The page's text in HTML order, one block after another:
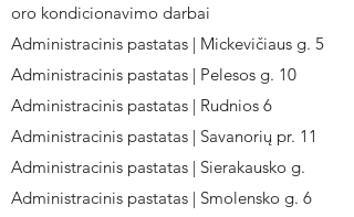
oro kondicionavimo darbai
Administracinis pastatas | Mickevičiaus g. 5
Administracinis pastatas | Pelesos g. 10
Administracinis pastatas | Rudnios 6
Administracinis pastatas | Savanorių pr. 11
Administracinis pastatas | Sierakausko g.
Administracinis pastatas | Smolensko g. 6